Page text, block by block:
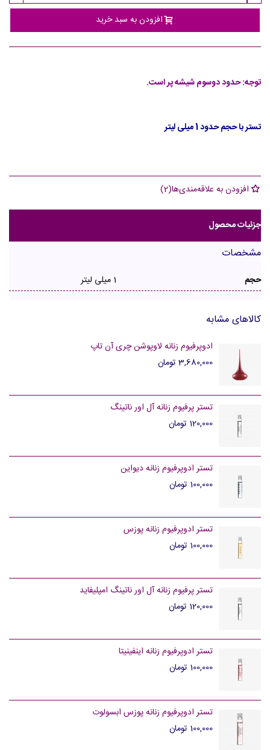
افزودن به سبد خرید
توجه: حدود دوسوم شیشه پر است.
تستر با حجم حدود 1 میلی لیتر
افزودن به علاقه‌مندی‌ها(
2
)
جزئیات محصول
مشخصات
حجم 1 میلی لیتر
کالاهای مشابه
ادوپرفیوم زنانه لاوپوشن چری آن تاپ
3,680,000 تومان
تستر پرفیوم زنانه آل اور ناتینگ
120,000 تومان
تستر ادوپرفیوم زنانه دیواین
100,000 تومان
تستر ادوپرفیوم زنانه پوزس
100,000 تومان
تستر پرفیوم زنانه آل اور ناتینگ امپلیفاید
120,000 تومان
تستر ادوپرفیوم زنانه اینفینیتا
100,000 تومان
تستر ادوپرفیوم زنانه پوزس ابسولوت
100,000 تومان